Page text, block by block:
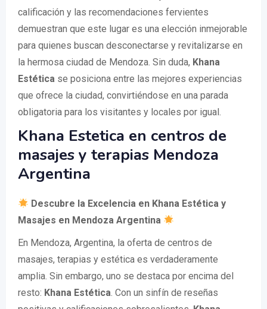
calificación y las recomendaciones fervientes
demuestran que este lugar es una elección inmejorable
para quienes buscan desconectarse y revitalizarse en
la hermosa ciudad de Mendoza. Sin duda, Khana
Estética se posiciona entre las mejores experiencias
que ofrece la ciudad, convirtiéndose en una parada
obligatoria para los visitantes y locales por igual.
Khana Estetica en centros de
masajes y terapias Mendoza
Argentina
Descubre la Excelencia en Khana Estética y
Masajes en Mendoza Argentina
En Mendoza, Argentina, la oferta de centros de
masajes, terapias y estética es verdaderamente
amplia. Sin embargo, uno se destaca por encima del
resto: Khana Estética. Con un sinfín de reseñas